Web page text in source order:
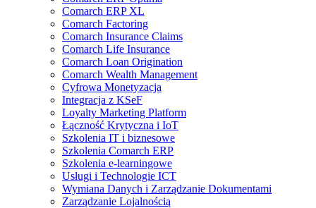
Comarch ERP XL
Comarch Factoring
Comarch Insurance Claims
Comarch Life Insurance
Comarch Loan Origination
Comarch Wealth Management
Cyfrowa Monetyzacja
Integracja z KSeF
Loyalty Marketing Platform
Łączność Krytyczna i IoT
Szkolenia IT i biznesowe
Szkolenia Comarch ERP
Szkolenia e-learningowe
Usługi i Technologie ICT
Wymiana Danych i Zarządzanie Dokumentami
Zarządzanie Lojalnością